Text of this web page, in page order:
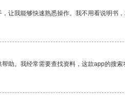
让我能够快速熟悉操作。我不用看说明书，
助。我经常需要查找资料，这款app的搜索